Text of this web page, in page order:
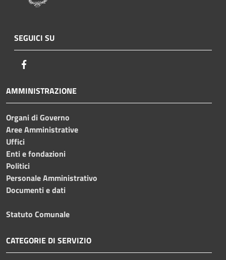
SEGUICI SU
AMMINISTRAZIONE
Organi di Governo
Aree Amministrative
Uffici
Enti e fondazioni
Politici
Personale Amministrativo
Documenti e dati
Statuto Comunale
CATEGORIE DI SERVIZIO